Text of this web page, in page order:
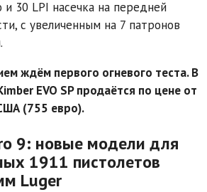
и 30 LPI насечка на передней
с увеличенным на 7 патронов
ждём первого огневого теста. В
EVO SP продаётся по цене от
(755 евро).
9: новые модели для
1911 пистолетов
Luger